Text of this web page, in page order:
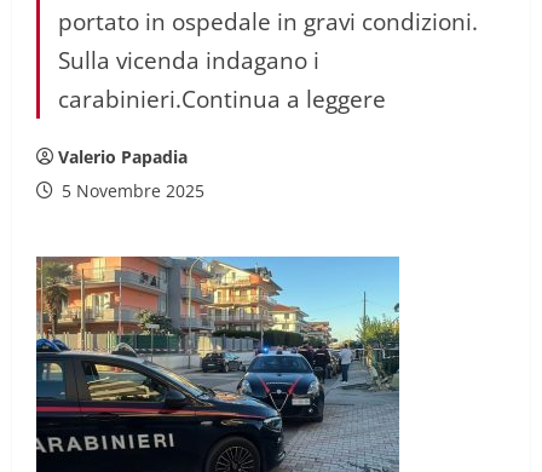
portato in ospedale in gravi condizioni.
Sulla vicenda indagano i
carabinieri.Continua a leggere
Valerio Papadia
5 Novembre 2025